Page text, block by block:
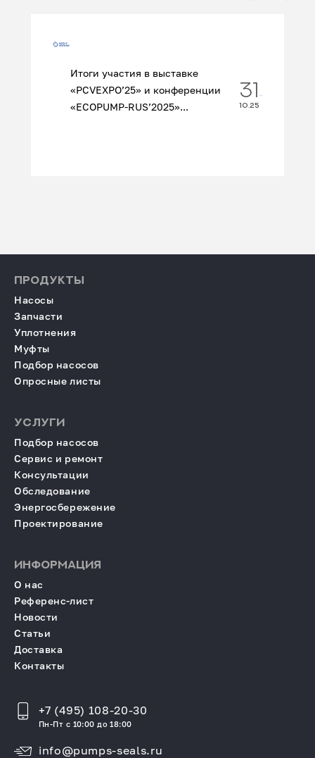
Итоги участия в выставке
«PCVEXPO’25» и конференции
«ECOPUMP‑RUS’2025»...
31
10.25
ПРОДУКТЫ
Насосы
Запчасти
Уплотнения
Муфты
Подбор насосов
Опросные листы
УСЛУГИ
Подбор насосов
Сервис и ремонт
Консультации
Обследование
Энергосбережение
Проектирование
ИНФОРМАЦИЯ
О нас
Референс-лист
Новости
Статьи
Доставка
Контакты
+7 (495) 108-20-30
Пн-Пт с 10:00 до 18:00
info@pumps-seals.ru